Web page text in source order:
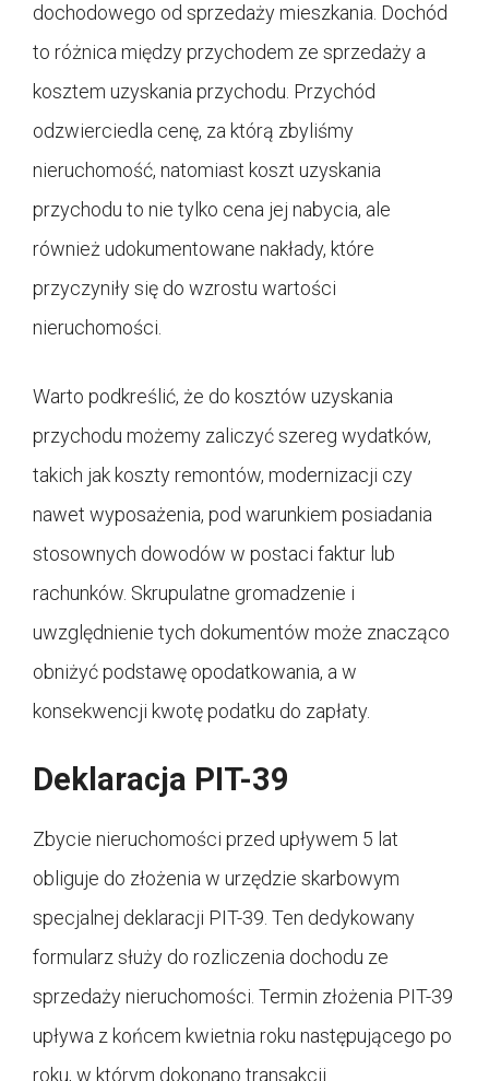
dochodowego od sprzedaży mieszkania. Dochód
to różnica między przychodem ze sprzedaży a
kosztem uzyskania przychodu. Przychód
odzwierciedla cenę, za którą zbyliśmy
nieruchomość, natomiast koszt uzyskania
przychodu to nie tylko cena jej nabycia, ale
również udokumentowane nakłady, które
przyczyniły się do wzrostu wartości
nieruchomości.
Warto podkreślić, że do kosztów uzyskania
przychodu możemy zaliczyć szereg wydatków,
takich jak koszty remontów, modernizacji czy
nawet wyposażenia, pod warunkiem posiadania
stosownych dowodów w postaci faktur lub
rachunków. Skrupulatne gromadzenie i
uwzględnienie tych dokumentów może znacząco
obniżyć podstawę opodatkowania, a w
konsekwencji kwotę podatku do zapłaty.
Deklaracja PIT-39
Zbycie nieruchomości przed upływem 5 lat
obliguje do złożenia w urzędzie skarbowym
specjalnej deklaracji PIT-39. Ten dedykowany
formularz służy do rozliczenia dochodu ze
sprzedaży nieruchomości. Termin złożenia PIT-39
upływa z końcem kwietnia roku następującego po
roku, w którym dokonano transakcji.